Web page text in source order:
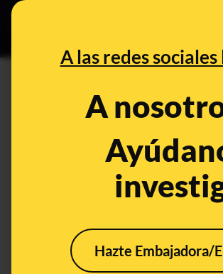
A las redes sociales
A
Hazte Embajadora/
Cuidado con los
Policía Nacional y
acusándote de